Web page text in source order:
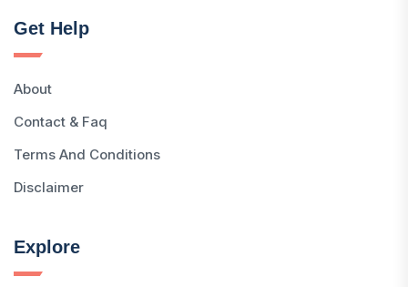
Get Help
About
Contact & Faq
Terms And Conditions
Disclaimer
Explore